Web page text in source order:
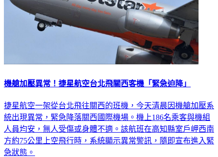
機艙加壓異常！捷星航空台北飛關西客機「緊急迫降」
捷星航空一架從台北飛往關西的班機，今天清晨因機艙加壓系
統出現異常，緊急降落關西國際機場。機上186名乘客與機組
人員均安，無人受傷或身體不適。該航班在高知縣室戶岬西南
方約75公里上空飛行時，系統顯示異常警訊，隨即宣布進入緊
急狀態。